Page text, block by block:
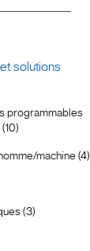
solutions
programmables
machine (4)
(3)